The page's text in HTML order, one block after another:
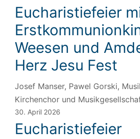
Eucharistiefeier
Weesen und
Herz Jesu Fest
Josef Manser, Pawel Gorski,
Kirchenchor und
30. April 2026
Eucharistiefeier